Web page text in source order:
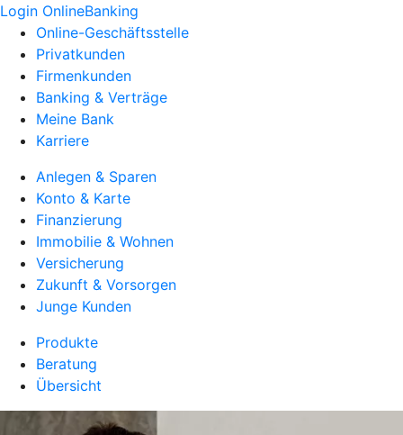
Login OnlineBanking
Online-Geschäftsstelle
Privatkunden
Firmenkunden
Banking & Verträge
Meine Bank
Karriere
Anlegen & Sparen
Konto & Karte
Finanzierung
Immobilie & Wohnen
Versicherung
Zukunft & Vorsorgen
Junge Kunden
Produkte
Beratung
Übersicht